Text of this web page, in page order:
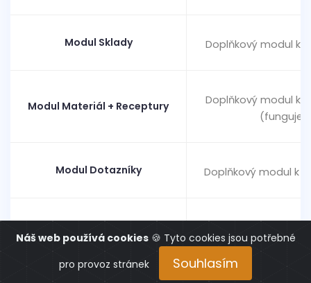
Modul Sklady Doplňkový modul k
Modul Materiál + Receptury
Doplňkový modul k
(funguje
Modul Dotazníky Doplňkový modul k
* Všude, kde je jako jednotka předplatného jeden měsíc,
platí sleva při objednávce 12ti po sobě jdoucích měsíců.
Náš web používá cookies🍪 Tyto cookies jsou potřebné
pro provoz stránek
Souhlasím